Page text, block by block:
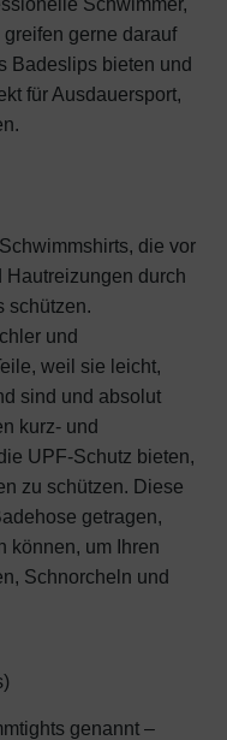
Schwimmer,
gerne darauf
Badeslips bieten und
für Ausdauersport,
die vor
durch
schützen.
und
weil sie leicht,
sind und absolut
kurz- und
UPF-Schutz bieten,
zu schützen. Diese
getragen,
können, um Ihren
Schnorcheln und
genannt –